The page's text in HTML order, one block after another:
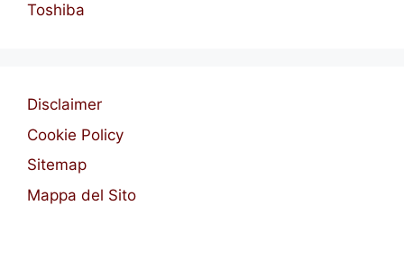
Toshiba
Disclaimer
Cookie Policy
Sitemap
Mappa del Sito